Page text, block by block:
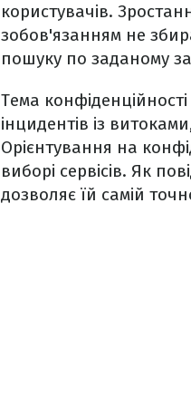
користувачів.
зобов'язанням не
пошуку по заданому
Тема
інцидентів із
Орієнтування на
виборі сервісів. Як
дозволяє їй самій